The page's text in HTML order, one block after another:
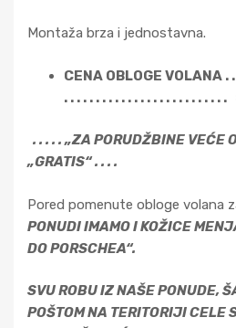
Montaža brza i jednostavna.
CENA OBLOGE VOLANA . .
. . . . . . . . . . . . . . . . . . . . . . .
. . . . . „ZA PORUDŽBINE VEĆE
„GRATIS“ . . . .
Pored pomenute obloge volana
PONUDI IMAMO I KOŽICE
DO PORSCHEA“.
SVU ROBU IZ NAŠE PONUDE,
POŠTOM NA TERITORIJI CELE